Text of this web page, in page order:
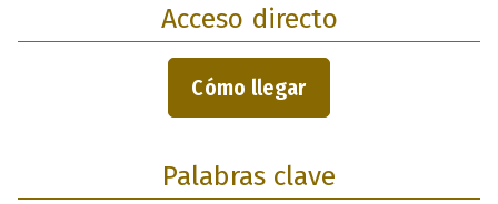
Acceso directo
Cómo llegar
Palabras clave